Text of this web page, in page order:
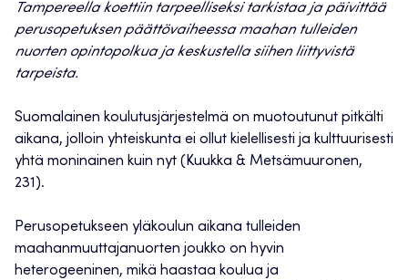
Tampereella koettiin tarpeelliseksi tarkistaa ja päivittää
perusopetuksen päättövaiheessa maahan tulleiden
nuorten opintopolkua ja keskustella siihen liittyvistä
tarpeista.
Suomalainen koulutusjärjestelmä on muotoutunut pitkälti
aikana, jolloin yhteiskunta ei ollut kielellisesti ja kulttuurisesti
yhtä moninainen kuin nyt (Kuukka & Metsämuuronen,
231).
Perusopetukseen yläkoulun aikana tulleiden
maahanmuuttajanuorten joukko on hyvin
heterogeeninen, mikä haastaa koulua ja